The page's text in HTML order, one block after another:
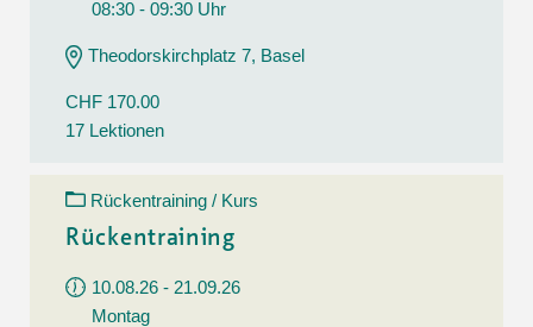
08:30 - 09:30 Uhr
Theodorskirchplatz 7, Basel
CHF 170.00
17 Lektionen
Rückentraining / Kurs
Rückentraining
10.08.26 - 21.09.26
Montag